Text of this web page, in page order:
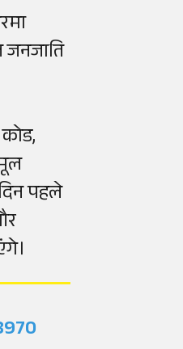
पहले